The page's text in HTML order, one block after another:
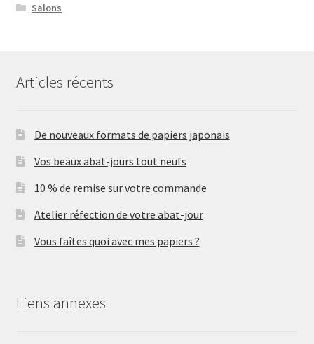
Salons
Articles récents
De nouveaux formats de papiers japonais
Vos beaux abat-jours tout neufs
10 % de remise sur votre commande
Atelier réfection de votre abat-jour
Vous faîtes quoi avec mes papiers ?
Liens annexes